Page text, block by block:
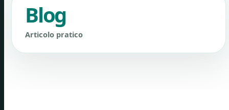
Blog
Articolo pratico